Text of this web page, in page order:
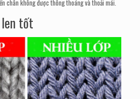
chân không được thông thoáng và thoải mái.
len tốt